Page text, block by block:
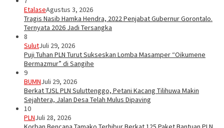
EtalaseAgustus 3, 2026
Tragis Nasib Hamka Hendra, 2022 Penjabat Gubernur Gorontalo.
Ternyata 2026 Jadi Tersangka
8
SulutJuli 29, 2026
Puji Tuhan PLN Turut Sukseskan Lomba Masamper “Oikumene
Bermazmur” di Sangihe
9
BUMNJuli 29, 2026
Berkat TJSL PLN Suluttenggo, Petani Kacang Tilihuwa Makin
Sejahtera, Jalan Desa Telah Mulus Dipaving
10
PLNJuli 28, 2026